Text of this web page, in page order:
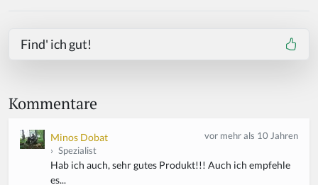
Find' ich gut!
Kommentare
Minos Dobat
› Spezialist
vor mehr als 10 Jahren
Hab ich auch, sehr gutes Produkt!!! Auch ich empfehle
es...